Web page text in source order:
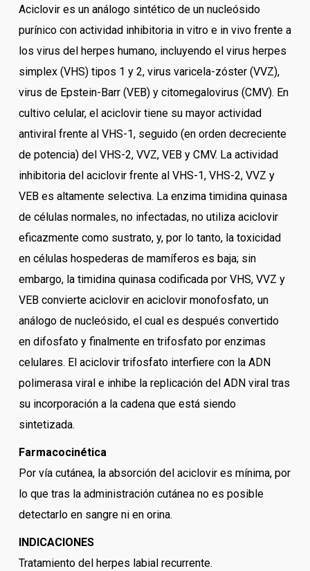
Aciclovir es un análogo sintético de un nucleósido
purínico con actividad inhibitoria in vitro e in vivo frente a
los virus del herpes humano, incluyendo el virus herpes
simplex (VHS) tipos 1 y 2, virus varicela-zóster (VVZ),
virus de Epstein-Barr (VEB) y citomegalovirus (CMV). En
cultivo celular, el aciclovir tiene su mayor actividad
antiviral frente al VHS-1, seguido (en orden decreciente
de potencia) del VHS-2, VVZ, VEB y CMV. La actividad
inhibitoria del aciclovir frente al VHS-1, VHS-2, VVZ y
VEB es altamente selectiva. La enzima timidina quinasa
de células normales, no infectadas, no utiliza aciclovir
eficazmente como sustrato, y, por lo tanto, la toxicidad
en células hospederas de mamíferos es baja; sin
embargo, la timidina quinasa codificada por VHS, VVZ y
VEB convierte aciclovir en aciclovir monofosfato, un
análogo de nucleósido, el cual es después convertido
en difosfato y finalmente en trifosfato por enzimas
celulares. El aciclovir trifosfato interfiere con la ADN
polimerasa viral e inhibe la replicación del ADN viral tras
su incorporación a la cadena que está siendo
sintetizada.
Farmacocinética
Por vía cutánea, la absorción del aciclovir es mínima, por
lo que tras la administración cutánea no es posible
detectarlo en sangre ni en orina.
INDICACIONES
Tratamiento del herpes labial recurrente.